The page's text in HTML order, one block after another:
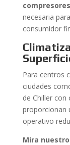
necesaria
consumidor
Para centros
ciudades
de Chiller
proporcionan
operativo
Mira